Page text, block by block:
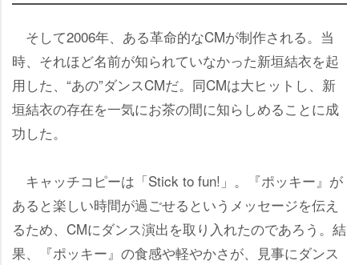
そして2006年、ある革命的なCMが制作される。当
時、それほど名前が知られていなかった新垣結衣を起
用した、“あの”ダンスCMだ。同CMは大ヒットし、新
垣結衣の存在を一気にお茶の間に知らしめることに成
功した。
キャッチコピーは「Stick to fun!」。『ポッキー』が
あると楽しい時間が過ごせるというメッセージを伝え
るため、CMにダンス演出を取り入れたのであろう。結
果、『ポッキー』の食感や軽やかさが、見事にダンス